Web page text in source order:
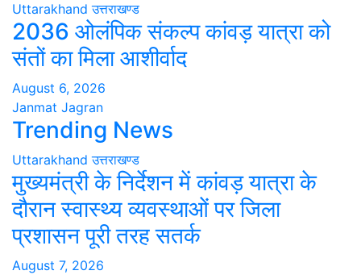
Uttarakhand उत्तराखण्ड
2036 ओलंपिक संकल्प कांवड़ यात्रा को
संतों का मिला आशीर्वाद
August 6, 2026
Janmat Jagran
Trending News
Uttarakhand उत्तराखण्ड
मुख्यमंत्री के निर्देशन में कांवड़ यात्रा के
दौरान स्वास्थ्य व्यवस्थाओं पर जिला
प्रशासन पूरी तरह सतर्क
August 7, 2026